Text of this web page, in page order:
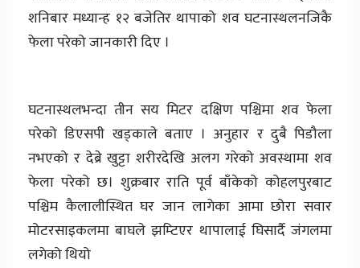
शनिबार मध्यान्ह १२ बजेतिर थापाको शव घटनास्थलनजिकै
फेला परेको जानकारी दिए ।
घटनास्थलभन्दा तीन सय मिटर दक्षिण पश्चिमा शव फेला
परेको डिएसपी खड्काले बताए । अनुहार र दुबै पिडौला
नभएको र देब्रे खुट्टा शरीरदेखि अलग गरेको अवस्थामा शव
फेला परेको छ। शुक्रबार राति पूर्व बाँकेको कोहलपुरबाट
पश्चिम कैलालीस्थित घर जान लागेका आमा छोरा सवार
मोटरसाइकलमा बाघले झम्टिएर थापालाई घिसार्दै जंगलमा
लगेको थियो